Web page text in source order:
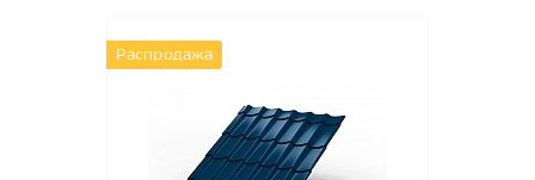
Распродажа